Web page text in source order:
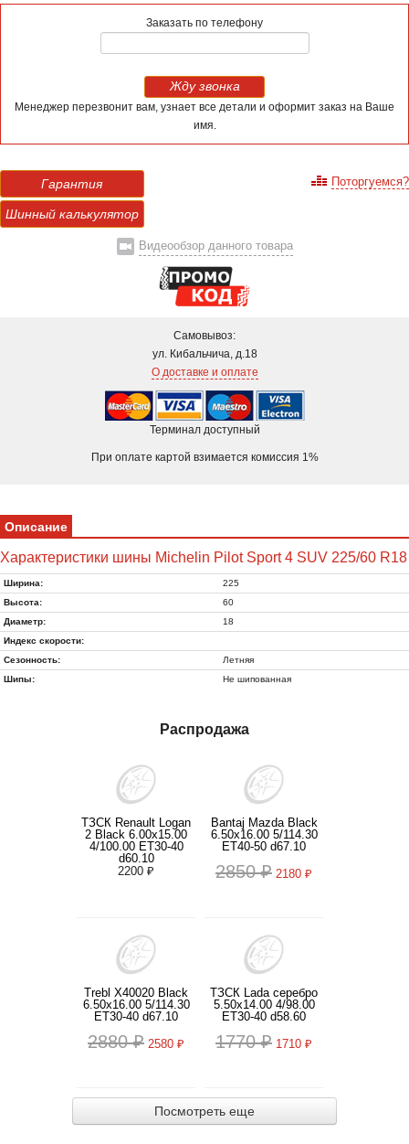
Заказать по телефону
Жду звонка
Менеджер перезвонит вам, узнает все детали и оформит заказ на Ваше
имя.
Гарантия
Шинный калькулятор
Поторгуемся?
Видеообзор данного товара
Самовывоз:
ул. Кибальчича, д.18
О доставке и оплате
Терминал доступный
При оплате картой взимается комиссия 1%
Описание
Характеристики шины Michelin Pilot Sport 4 SUV 225/60 R18
Ширина:
225
Высота:
60
Диаметр:
18
Индекс скорости:
Сезонность:
Летняя
Шипы:
Не шипованная
Распродажа
ТЗСК Renault Logan
2 Black 6.00x15.00
4/100.00 ET30-40
d60.10
2200 ₽
Bantaj Mazda Black
6.50x16.00 5/114.30
ET40-50 d67.10
2850 ₽ 2180 ₽
Trebl X40020 Black
6.50x16.00 5/114.30
ET30-40 d67.10
2880 ₽ 2580 ₽
ТЗСК Lada серебро
5.50x14.00 4/98.00
ET30-40 d58.60
1770 ₽ 1710 ₽
Посмотреть еще